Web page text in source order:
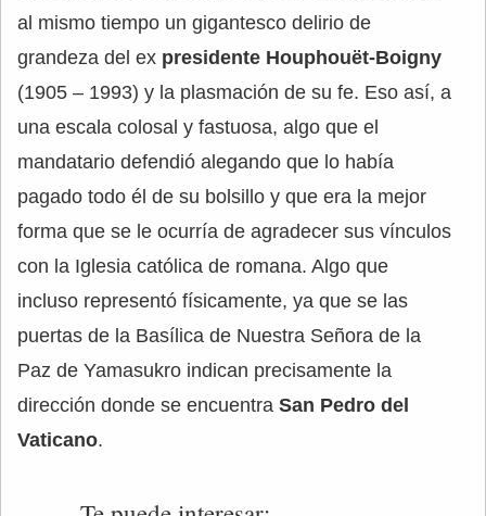
al mismo tiempo un gigantesco delirio de
grandeza del ex presidente Houphouët-Boigny
(1905 – 1993) y la plasmación de su fe. Eso así, a
una escala colosal y fastuosa, algo que el
mandatario defendió alegando que lo había
pagado todo él de su bolsillo y que era la mejor
forma que se le ocurría de agradecer sus vínculos
con la Iglesia católica de romana. Algo que
incluso representó físicamente, ya que se las
puertas de la Basílica de Nuestra Señora de la
Paz de Yamasukro indican precisamente la
dirección donde se encuentra San Pedro del
Vaticano.